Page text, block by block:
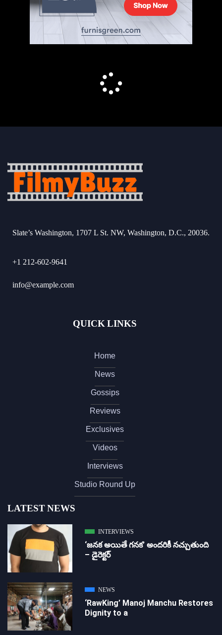
Slate’s Washington, 1707 L St. NW, Washington, D.C., 20036.
+1 212-602-9641
info@example.com
QUICK LINKS
Home
News
Gossips
Reviews
Exclusives
Videos
Interviews
Studio Round Up
LATEST NEWS
INTERVIEWS
‘జ‌న‌క అయితే గ‌న‌క‌’ అందరికీ నచ్చుతుంది
– డైరెక్ట‌ర్
NEWS
‘RawKing’ Manoj Manchu Restores
Dignity to a